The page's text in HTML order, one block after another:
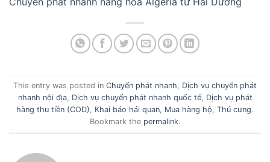
This entry was posted in Chuyển phát nhanh, Dịch vụ chuyển phát
nhanh nội địa, Dịch vụ chuyển phát nhanh quốc tế, Dịch vụ phát
hàng thu tiền (COD), Khai báo hải quan, Mua hàng hộ, Thú cưng.
Bookmark the permalink.